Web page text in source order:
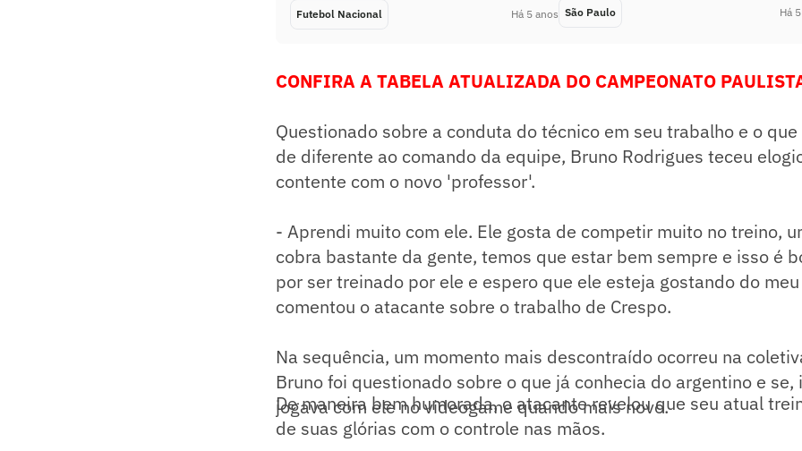
Futebol Nacional Há 5 anos São Paulo Há
CONFIRA A TABELA ATUALIZADA DO CAMPEONATO
Questionado sobre a conduta do técnico em seu trabalho e o
de diferente ao comando da equipe, Bruno Rodrigues teceu
contente com o novo 'professor'.
- Aprendi muito com ele. Ele gosta de competir muito no treino,
cobra bastante da gente, temos que estar bem sempre e isso é
por ser treinado por ele e espero que ele esteja gostando do
comentou o atacante sobre o trabalho de Crespo.
Na sequência, um momento mais descontraído ocorreu na
Bruno foi questionado sobre o que já conhecia do argentino e se,
jogava com ele no videogame quando mais novo.
De maneira bem humorada, o atacante revelou que seu atual
de suas glórias com o controle nas mãos.